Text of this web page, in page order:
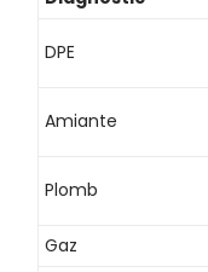
DPE
Amiante
Plomb
Gaz